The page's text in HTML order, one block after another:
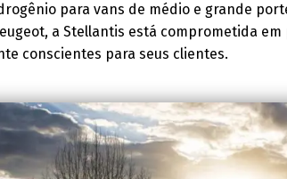
para vans de médio e grande
a Stellantis está comprometida
conscientes para seus clientes.